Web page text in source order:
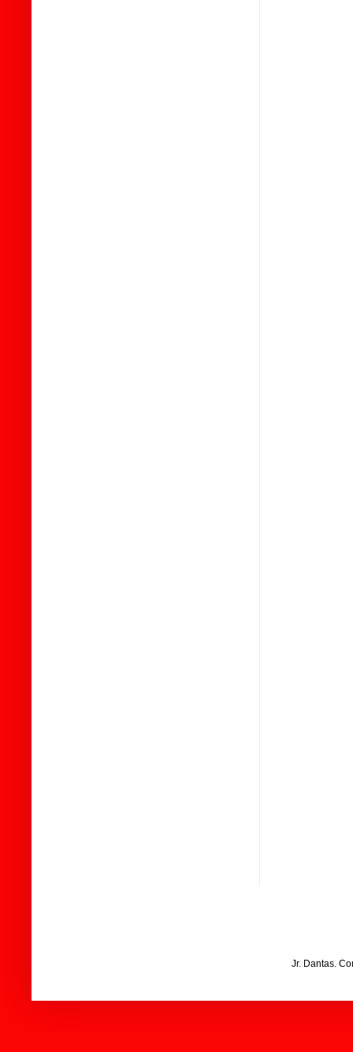
Jr. Dantas.